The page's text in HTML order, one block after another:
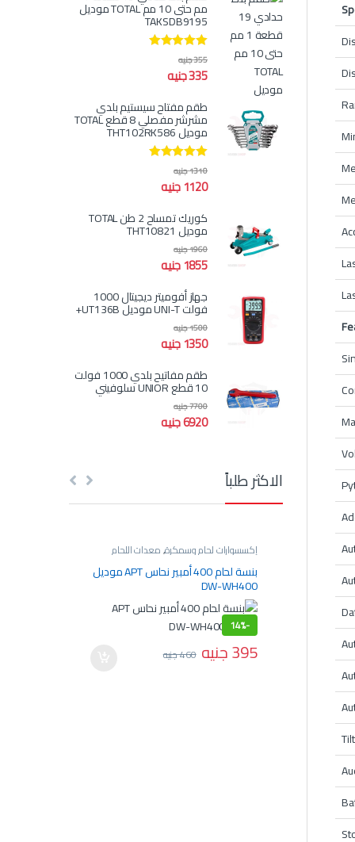
مم حتى 10 مم TOTAL موديل
TAKSDB9195
تم التقييم
5.00 من 5 335جنيه
355جنيه
طقم مفتاح سيستيم بلدي
مشرشر مفصلي 8 قطع TOTAL
موديل THT102RK586
تم التقييم
من 51120جنيه
1310جنيه
كوريك تمساح 2 طن TOTAL
موديل THT10821
1855جنيه
1960جنيه
جهاز أفوميتر ديجيتال 1000
فولت UNI-T موديل UT136B+
1350جنيه
1500جنيه
طقم مفاتيح بلدي 1000 فولت
10 قطع UNIOR سلوفيني
6920جنيه
7700جنيه
الاكثر طلباً
إكسسوارات لحام وسمكرة,معدات اللحام
والسمكرة
بنسة لحام 400 أمبير نحاس APT موديل
DW-WH400
-
14%
395جنيه 460جنيه